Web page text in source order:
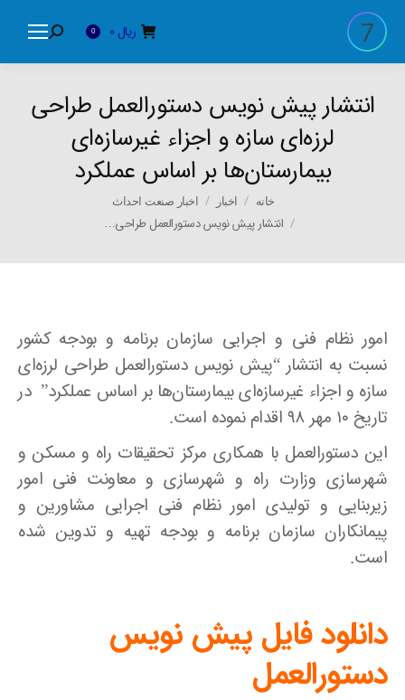
ریال 0
Search:
انتشار پیش نویس دستورالعمل طراحی
لرزه‌ای سازه و اجزاء غیرسازه‌ای
بیمارستان‌ها بر اساس عملکرد
خانه اخبار اخبار صنعت احداث
انتشار پیش نویس دستورالعمل طراحی…
امور نظام فنی و اجرایی سازمان برنامه و بودجه کشور
نسبت به انتشار “پیش نویس دستورالعمل طراحی لرزه‌ای
سازه و اجزاء غیرسازه‌ای بیمارستان‌ها بر اساس عملکرد” در
تاریخ ۱۰ مهر ۹۸ اقدام نموده است.
این دستورالعمل با همکاری مرکز تحقیقات راه و مسکن و
شهرسازی وزارت راه و شهرسازی و معاونت فنی امور
زیربنایی و تولیدی امور نظام فنی اجرایی مشاورین و
پیمانکاران سازمان برنامه و بودجه تهیه و تدوین شده
است.
دانلود فایل پیش نویس
دستورالعمل